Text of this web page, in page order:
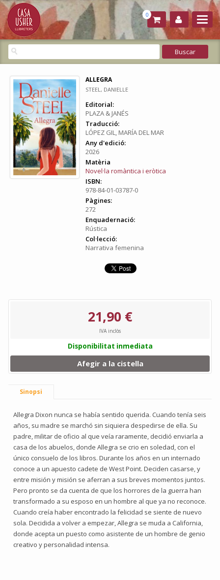
0
ALLEGRA
STEEL, DANIELLE
Editorial:
PLAZA & JANÉS
Traducció:
LÓPEZ GIL, MARÍA DEL MAR
Any d'edició:
2026
Matèria
Novel·la romàntica i eròtica
ISBN:
978-84-01-03787-0
Pàgines:
272
Enquadernació:
Rústica
Col·lecció:
Narrativa femenina
21,90 €
IVA inclòs
Disponibilitat inmediata
Afegir a la cistella
Sinopsi
Allegra Dixon nunca se había sentido querida. Cuando tenía seis
años, su madre se marchó sin siquiera despedirse de ella. Su
padre, militar de oficio al que veía raramente, decidió enviarla a
casa de los abuelos, donde Allegra se crio en soledad, con el
único consuelo de los libros. Durante los años en un internado
conoce a un apuesto cadete de West Point. Deciden casarse, y
entre misión y misión se aferran a sus breves momentos juntos.
Pero pronto se da cuenta de que los horrores de la guerra han
transformado a su esposo en un hombre al que ya no reconoce.
Cuando creía haber encontrado la felicidad se siente de nuevo
sola. Decidida a volver a empezar, Allegra se muda a California,
donde acepta un puesto como asistente de un hombre de genio
creativo y personalidad intensa.